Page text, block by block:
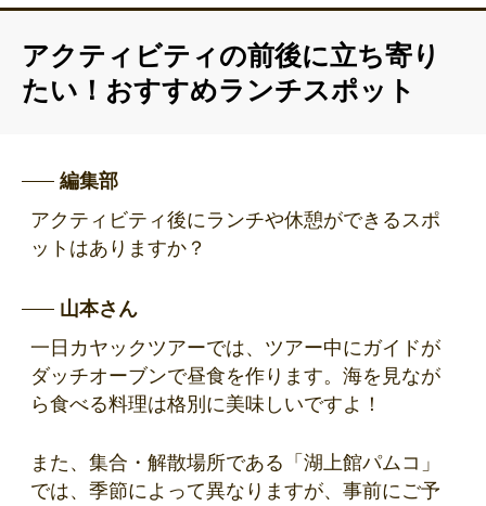
アクティビティの前後に立ち寄り
たい！おすすめランチスポット
編集部
アクティビティ後にランチや休憩ができるスポ
ットはありますか？
山本さん
一日カヤックツアーでは、ツアー中にガイドが
ダッチオーブンで昼食を作ります。海を見なが
ら食べる料理は格別に美味しいですよ！
また、集合・解散場所である「湖上館パムコ」
では、季節によって異なりますが、事前にご予